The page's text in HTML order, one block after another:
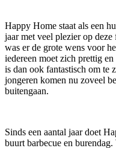
Happy Home staat als een
jaar met veel plezier op
was er de grote wens voor
iedereen moet zich prettig
is dan ook fantastisch om te
jongeren komen nu zoveel
buitengaan.
Sinds een aantal jaar doet
buurt barbecue en